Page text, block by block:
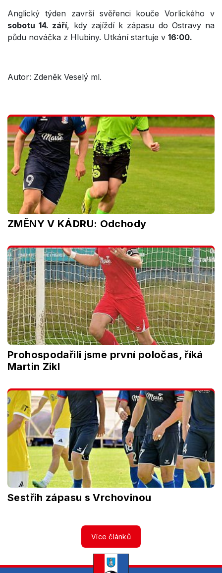
Anglický týden završí svěřenci kouče Vorlického v
sobotu 14. září, kdy zajíždí k zápasu do Ostravy na
půdu nováčka z Hlubiny. Utkání startuje v 16:00.
Autor: Zdeněk Veselý ml.
ZMĚNY V KÁDRU: Odchody
Prohospodařili jsme první poločas, říká
Martin Zikl
Sestřih zápasu s Vrchovinou
Více článků